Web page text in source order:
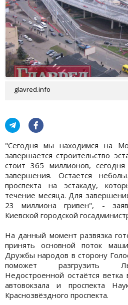
glavred.info
"Сегодня мы находимся на
завершается строительство
стоит 365 миллионов,
завершения. Остается
проспекта на эстакаду,
течение месяца. Для
23 миллиона гривен", -
Киевской городской
На данный момент развязка
принять основной поток
Дружбы народов в сторону
поможет разгрузить
Недостроенной остаётся
автовокзала и проспекта
Краснозвёздного проспекта.